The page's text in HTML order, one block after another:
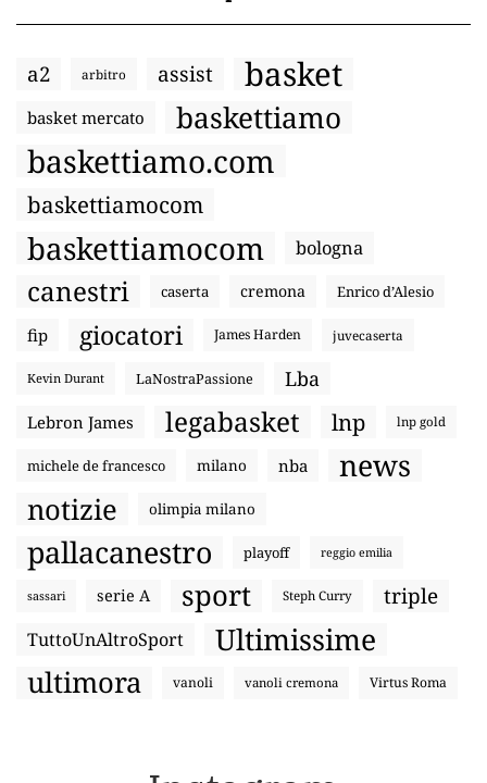
a2 arbitro assist basket
basket mercato baskettiamo
baskettiamo.com
baskettiamocom
baskettiamocom bologna
canestri caserta cremona Enrico d’Alesio
fip giocatori James Harden juvecaserta
Kevin Durant LaNostraPassione Lba
Lebron James legabasket lnp lnp gold
michele de francesco milano nba news
notizie olimpia milano
pallacanestro playoff reggio emilia
sassari serie A sport Steph Curry triple
TuttoUnAltroSport Ultimissime
ultimora vanoli vanoli cremona Virtus Roma